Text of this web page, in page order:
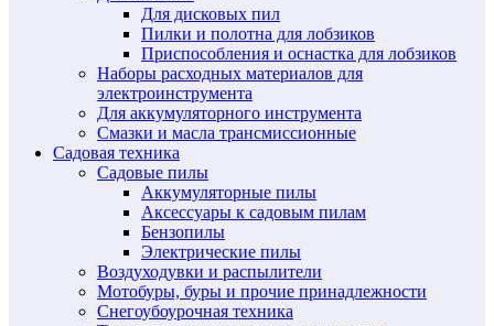
Для дисковых пил
Пилки и полотна для лобзиков
Приспособления и оснастка для лобзиков
Наборы расходных материалов для
электроинструмента
Для аккумуляторного инструмента
Смазки и масла трансмиссионные
Садовая техника
Садовые пилы
Аккумуляторные пилы
Аксессуары к садовым пилам
Бензопилы
Электрические пилы
Воздуходувки и распылители
Мотобуры, буры и прочие принадлежности
Снегоубоурочная техника